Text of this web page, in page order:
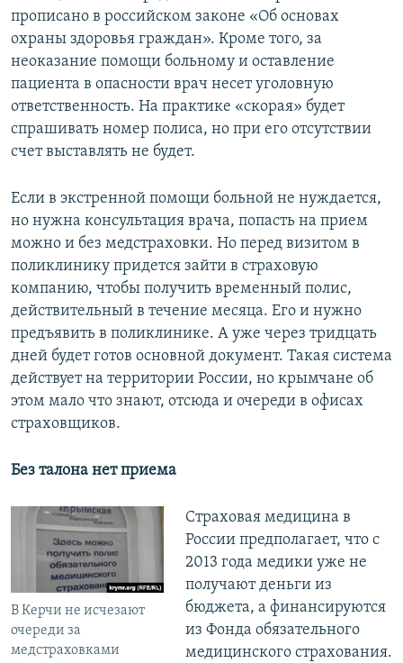
прописано в российском законе «Об основах
охраны здоровья граждан». Кроме того, за
неоказание помощи больному и оставление
пациента в опасности врач несет уголовную
ответственность. На практике «скорая» будет
спрашивать номер полиса, но при его отсутствии
счет выставлять не будет.
Если в экстренной помощи больной не нуждается,
но нужна консультация врача, попасть на прием
можно и без медстраховки. Но перед визитом в
поликлинику придется зайти в страховую
компанию, чтобы получить временный полис,
действительный в течение месяца. Его и нужно
предъявить в поликлинике. А уже через тридцать
дней будет готов основной документ. Такая система
действует на территории России, но крымчане об
этом мало что знают, отсюда и очереди в офисах
страховщиков.
Без талона нет приема
В Керчи не исчезают
очереди за
медстраховками
Страховая медицина в
России предполагает, что с
2013 года медики уже не
получают деньги из
бюджета, а финансируются
из Фонда обязательного
медицинского страхования.